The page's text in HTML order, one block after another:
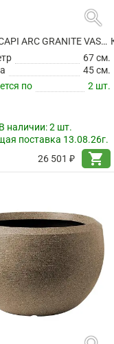
search
КАШПО CAPI ARC GRANITE VASE BALL WARM TAUPE
67 см.
45 см.
по
2 шт.
наличии:2 шт.
поставка 13.08.26г.
26 501 ₽
shopping_cart